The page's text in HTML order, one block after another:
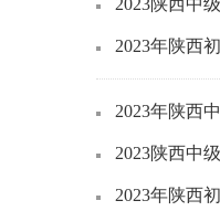
2023陕西中
2023年陕西
2023年陕西
2023陕西中
2023年陕西